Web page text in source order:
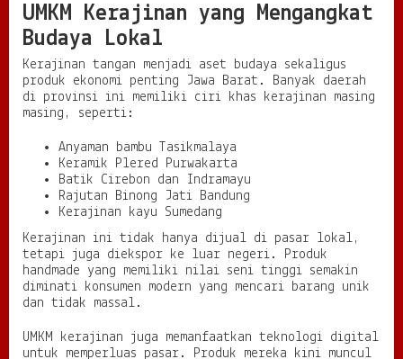
UMKM Kerajinan yang Mengangkat
Budaya Lokal
Kerajinan tangan menjadi aset budaya sekaligus
produk ekonomi penting Jawa Barat. Banyak daerah
di provinsi ini memiliki ciri khas kerajinan masing
masing, seperti:
Anyaman bambu Tasikmalaya
Keramik Plered Purwakarta
Batik Cirebon dan Indramayu
Rajutan Binong Jati Bandung
Kerajinan kayu Sumedang
Kerajinan ini tidak hanya dijual di pasar lokal,
tetapi juga diekspor ke luar negeri. Produk
handmade yang memiliki nilai seni tinggi semakin
diminati konsumen modern yang mencari barang unik
dan tidak massal.
UMKM kerajinan juga memanfaatkan teknologi digital
untuk memperluas pasar. Produk mereka kini muncul